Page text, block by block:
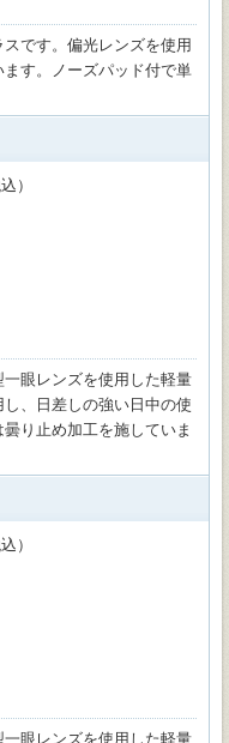
です。偏光レンズを使用
す。ノーズパッド付で単
）
眼レンズを使用した軽量
、日差しの強い日中の使
り止め加工を施していま
）
眼レンズを使用した軽量